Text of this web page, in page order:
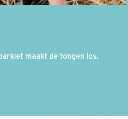
maakt de tongen los.